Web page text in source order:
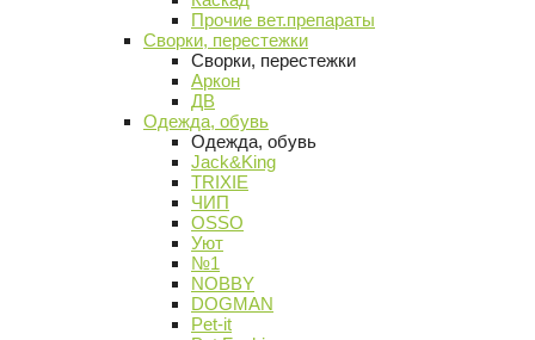
Прочие вет.препараты
Сворки, перестежки
Сворки, перестежки
Аркон
ДВ
Одежда, обувь
Одежда, обувь
Jack&King
TRIXIE
ЧИП
OSSO
Уют
№1
NOBBY
DOGMAN
Pet-it